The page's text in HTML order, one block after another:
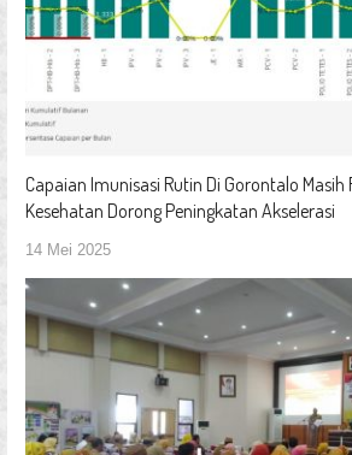
Capaian Imunisasi Rutin Di Gorontalo Masih
Kesehatan Dorong Peningkatan Akselerasi
14 Mei 2025